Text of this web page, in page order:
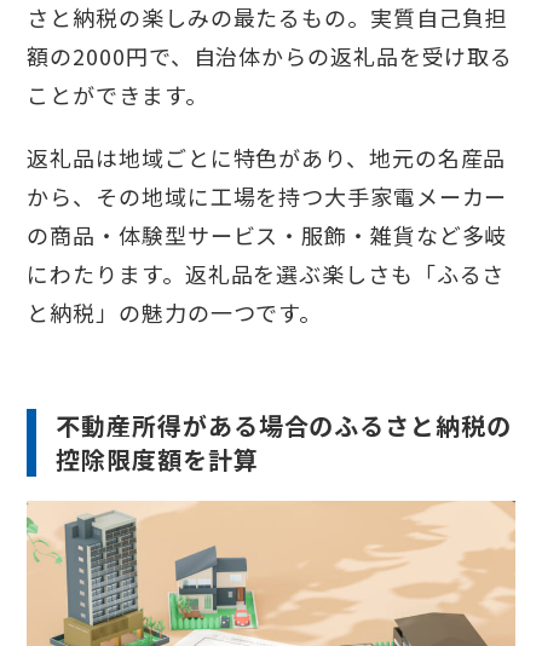
さと納税の楽しみの最たるもの。実質自己負担
額の2000円で、自治体からの返礼品を受け取る
ことができます。
返礼品は地域ごとに特色があり、地元の名産品
から、その地域に工場を持つ大手家電メーカー
の商品・体験型サービス・服飾・雑貨など多岐
にわたります。返礼品を選ぶ楽しさも「ふるさ
と納税」の魅力の一つです。
不動産所得がある場合のふるさと納税の
控除限度額を計算